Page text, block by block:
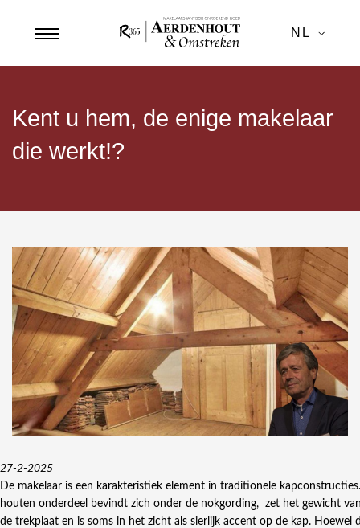
NL
Kent u hem, de enige makelaar
die werkt!?
27-2-2025
De makelaar is een karakteristiek element in traditionele
houten onderdeel bevindt zich onder de nokgording, zet het gewicht
de trekplaat en is soms in het zicht als sierlijk accent op de kap. Hoewel